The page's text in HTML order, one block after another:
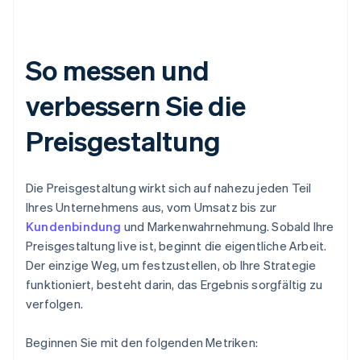
So messen und
verbessern Sie die
Preisgestaltung
Die Preisgestaltung wirkt sich auf nahezu jeden Teil
Ihres Unternehmens aus, vom Umsatz bis zur
Kundenbindung und Markenwahrnehmung. Sobald Ihre
Preisgestaltung live ist, beginnt die eigentliche Arbeit.
Der einzige Weg, um festzustellen, ob Ihre Strategie
funktioniert, besteht darin, das Ergebnis sorgfältig zu
verfolgen.
Beginnen Sie mit den folgenden Metriken: